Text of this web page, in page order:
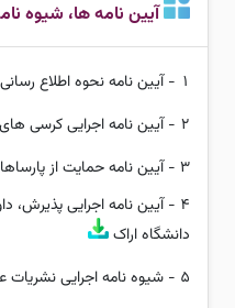
آیین نامه ها، شیوه
1 -
آیین نامه نحوه اطلاع
2 -
آیین نامه اجرایی کرسی
3 -
آیین نامه حمایت از
4 -
آیین نامه اجرایی پذیرش،
دانشگاه اراک
5 -
شیوه نامه اجرایی نشریات